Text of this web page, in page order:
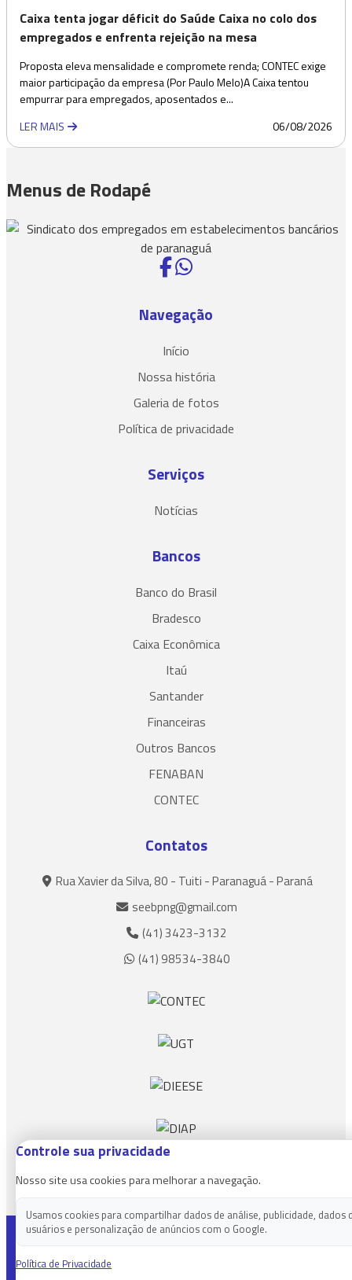
Caixa tenta jogar déficit do Saúde Caixa no colo dos
empregados e enfrenta rejeição na mesa
Proposta eleva mensalidade e compromete renda; CONTEC exige
maior participação da empresa (Por Paulo Melo)A Caixa tentou
empurrar para empregados, aposentados e...
LER MAIS
06/08/2026
Menus de Rodapé
Navegação
Início
Nossa história
Galeria de fotos
Política de privacidade
Serviços
Notícias
Bancos
Banco do Brasil
Bradesco
Caixa Econômica
Itaú
Santander
Financeiras
Outros Bancos
FENABAN
CONTEC
Contatos
Rua Xavier da Silva, 80 - Tuiti - Paranaguá - Paraná
seebpng@gmail.com
(41) 3423-3132
(41) 98534-3840
Copyright 2026 - Sindicato dos empregados em estabelecimentos
Controle sua privacidade
Nosso site usa cookies para melhorar a navegação.
Usamos cookies para compartilhar dados de análise, publicidade, dados
usuários e personalização de anúncios com o Google.
Política de Privacidade